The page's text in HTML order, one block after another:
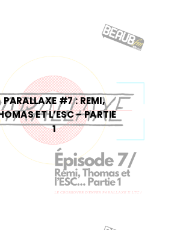
PARALLAXE #7 : REMI,
ET L’ESC – PARTIE
1